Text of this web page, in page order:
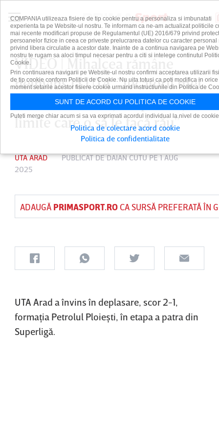
VIDEO | Mihalcea rămâne
neînvins la UTA. ”Jucătorii mei
au calitate, dar îşi impun nişte
limite care o să le facă rău”
UTA ARAD PUBLICAT DEDAIAN CUTUPE 1 AUG
2025
ADAUGĂ PRIMASPORT.ROCA SURSĂ PREFERATĂ ÎN
UTA Arad a învins în deplasare, scor 2-1,
formaţia Petrolul Ploieşti, în etapa a patra din
Superligă.
COMPANIA utilizeaza fisiere de tip cookie pentru a personaliza si imbunatati
experienta ta pe Website-ul nostru. Te informam ca ne-am actualizat politicile
mai recente modificari propuse de Regulamentul (UE) 2016/679 privind
persoanelor fizice in ceea ce priveste prelucrarea datelor cu caracter personal
privind libera circulatie a acestor date. Inainte de a continua navigarea pe
nostru te rugam sa aloci timpul necesar pentru a citi si intelege continutul
Cookie.
Prin continuarea navigarii pe Website-ul nostru confirmi acceptarea utilizarii
de tip cookie conform Politicii de Cookie. Nu uita totusi ca poti modifica in orice
moment setarile acestor fisiere cookie urmand instructiunile din Politica de
SUNT DE ACORD CU POLITICA DE COOKIE
Puteti merge chiar acum si sa va exprimati acordul individual la nivel de
Politica de colectare acord cookie
Politica de confidentialitate